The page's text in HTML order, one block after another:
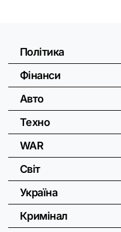
Політика
Фінанси
Авто
Техно
WAR
Світ
Україна
Кримінал